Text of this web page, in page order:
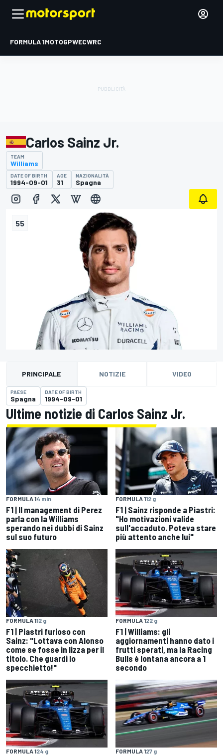
FORMULA 1MOTOGPWECWRC
55
Carlos Sainz Jr.
TEAM
Williams
DATE OF BIRTH
1994-09-01
AGE
31
NAZIONALITÀ
Spagna
PRINCIPALE NOTIZIE VIDEO
PAESE
Spagna
DATE OF BIRTH
1994-09-01
Ultime notizie di Carlos Sainz Jr.
FORMULA 14 min
F1 | Il management di Perez
parla con la Williams
sperando nei dubbi di Sainz
sul suo futuro
FORMULA 112 g
F1 | Sainz risponde a Piastri:
"Ho motivazioni valide
sull'accaduto. Poteva stare
più attento anche lui"
FORMULA 112 g
F1 | Piastri furioso con
Sainz: "Lottava con Alonso
come se fosse in lizza per il
titolo. Che guardi lo
specchietto!"
FORMULA 122 g
F1 | Williams: gli
aggiornamenti hanno dato i
frutti sperati, ma la Racing
Bulls è lontana ancora a 1
secondo
FORMULA 124 g FORMULA 127 g